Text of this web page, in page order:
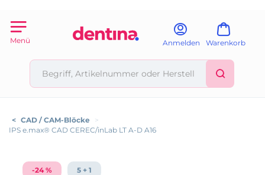
Menü Anmelden Warenkorb
< CAD / CAM-Blöcke
>
IPS e.max® CAD CEREC/inLab LT A-D A16
-24 % 5 + 1